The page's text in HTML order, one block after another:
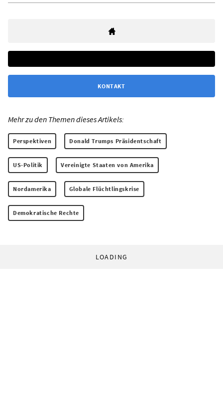
KONTAKT
Mehr zu den Themen dieses Artikels:
Perspektiven Donald Trumps Präsidentschaft
US-Politik Vereinigte Staaten von Amerika
Nordamerika Globale Flüchtlingskrise
Demokratische Rechte
LOADING